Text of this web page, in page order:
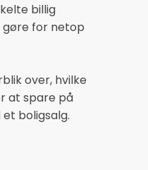
billig
for netop
over, hvilke
at spare på
boligsalg.